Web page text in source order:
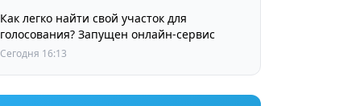
Как легко найти свой участок для
голосования? Запущен онлайн-сервис
Сегодня 16:13